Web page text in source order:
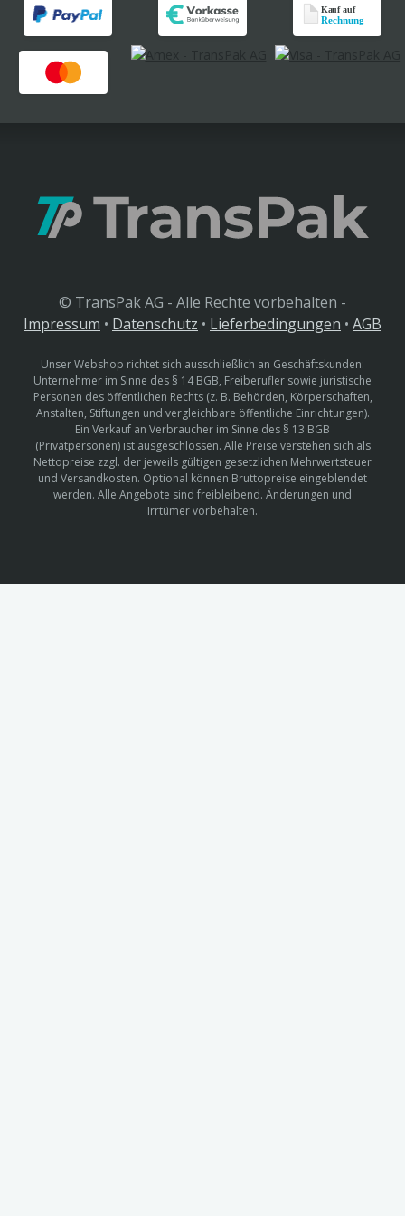
© TransPak AG - Alle Rechte vorbehalten -
Impressum • Datenschutz • Lieferbedingungen • AGB
Unser Webshop richtet sich ausschließlich an Geschäftskunden:
Unternehmer im Sinne des § 14 BGB, Freiberufler sowie juristische
Personen des öffentlichen Rechts (z. B. Behörden, Körperschaften,
Anstalten, Stiftungen und vergleichbare öffentliche Einrichtungen).
Ein Verkauf an Verbraucher im Sinne des § 13 BGB
(Privatpersonen) ist ausgeschlossen. Alle Preise verstehen sich als
Nettopreise zzgl. der jeweils gültigen gesetzlichen Mehrwertsteuer
und Versandkosten. Optional können Bruttopreise eingeblendet
werden. Alle Angebote sind freibleibend. Änderungen und
Irrtümer vorbehalten.